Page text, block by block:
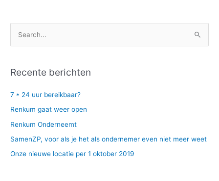
k
r
:
Recente berichten
7 * 24 uur bereikbaar?
Renkum gaat weer open
Renkum Onderneemt
SamenZP, voor als je het als ondernemer even niet meer weet
Onze nieuwe locatie per 1 oktober 2019